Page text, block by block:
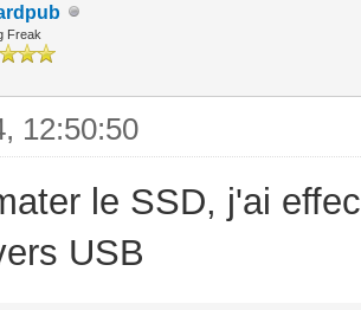
Freak
12:50:50
le SSD, j'ai
USB